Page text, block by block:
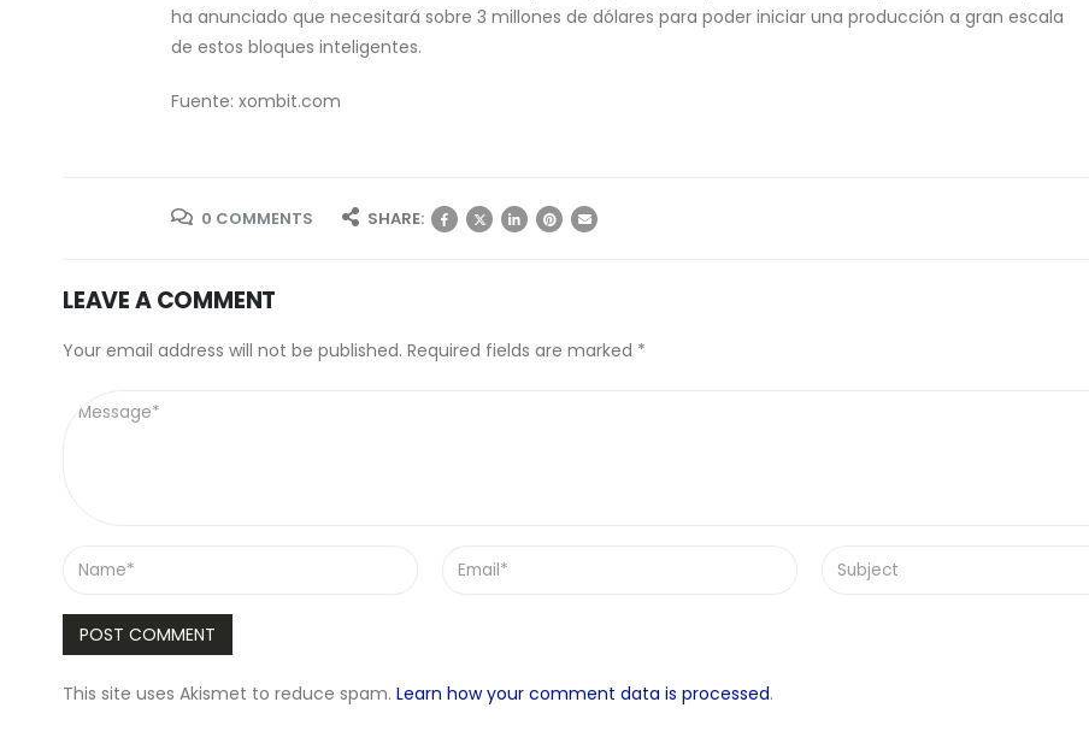
ha anunciado que necesitará sobre 3 millones de dólares para poder iniciar una producción a gran escala
de estos bloques inteligentes.
Fuente: xombit.com
0 COMMENTS SHARE:
LEAVE A COMMENT
Your email address will not be published. Required fields are marked *
This site uses Akismet to reduce spam. Learn how your comment data is processed.